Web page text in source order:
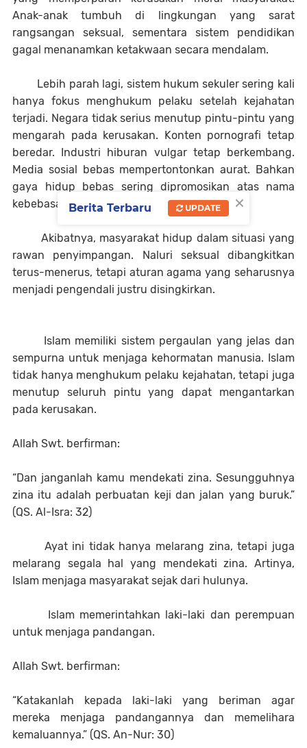
Anak-anak tumbuh di lingkungan yang sarat
rangsangan seksual, sementara sistem pendidikan
gagal menanamkan ketakwaan secara mendalam.
Lebih parah lagi, sistem hukum sekuler sering kali
hanya fokus menghukum pelaku setelah kejahatan
terjadi. Negara tidak serius menutup pintu-pintu yang
mengarah pada kerusakan. Konten pornografi tetap
beredar. Industri hiburan vulgar tetap berkembang.
Media sosial bebas mempertontonkan aurat. Bahkan
gaya hidup bebas sering dipromosikan atas nama
kebebasan dan hak individu.
Akibatnya, masyarakat hidup dalam situasi yang
rawan penyimpangan. Naluri seksual dibangkitkan
terus-menerus, tetapi aturan agama yang seharusnya
menjadi pengendali justru disingkirkan.
Islam memiliki sistem pergaulan yang jelas dan
sempurna untuk menjaga kehormatan manusia. Islam
tidak hanya menghukum pelaku kejahatan, tetapi juga
menutup seluruh pintu yang dapat mengantarkan
pada kerusakan.
Allah Swt. berfirman:
“Dan janganlah kamu mendekati zina. Sesungguhnya
zina itu adalah perbuatan keji dan jalan yang buruk.”
(QS. Al-Isra: 32)
Ayat ini tidak hanya melarang zina, tetapi juga
melarang segala hal yang mendekati zina. Artinya,
Islam menjaga masyarakat sejak dari hulunya.
Islam memerintahkan laki-laki dan perempuan
untuk menjaga pandangan.
Allah Swt. berfirman:
“Katakanlah kepada laki-laki yang beriman agar
mereka menjaga pandangannya dan memelihara
kemaluannya.” (QS. An-Nur: 30)
×
Berita Terbaru UPDATE